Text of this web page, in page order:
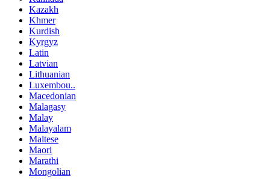
Kazakh
Khmer
Kurdish
Kyrgyz
Latin
Latvian
Lithuanian
Luxembou..
Macedonian
Malagasy
Malay
Malayalam
Maltese
Maori
Marathi
Mongolian